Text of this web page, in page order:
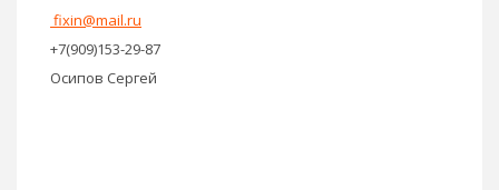
fixin@mail.ru
+7(909)153-29-87
Осипов Сергей